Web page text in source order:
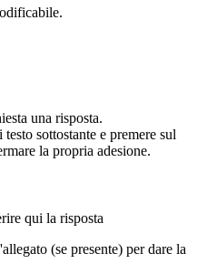
una risposta.
sottostante e premere sul
la propria adesione.
qui la risposta
(se presente) per dare la